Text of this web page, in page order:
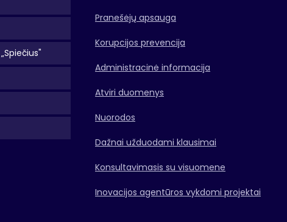
Pranešėjų apsauga
Korupcijos prevencija
Administracinė informacija
Atviri duomenys
Nuorodos
Dažnai užduodami klausimai
Konsultavimasis su visuomene
Inovacijos agentūros vykdomi projektai